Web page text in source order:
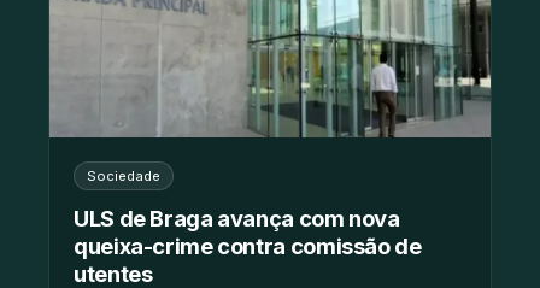
Sociedade
ULS de Braga avança com nova
queixa-crime contra comissão de
utentes